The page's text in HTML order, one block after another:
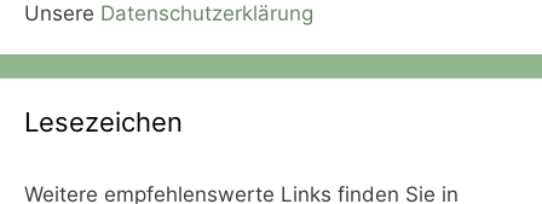
Unsere Datenschutzerklärung
Lesezeichen
Weitere empfehlenswerte Links finden Sie in